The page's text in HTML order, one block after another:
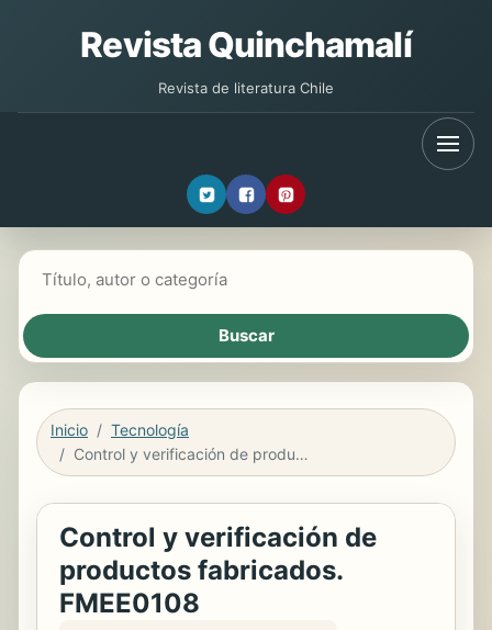
Revista Quinchamalí
Revista de literatura Chile
Inicio
Tecnología
Control y verificación de productos fabricados. FMEE0108
Control y verificación de
productos fabricados.
FMEE0108